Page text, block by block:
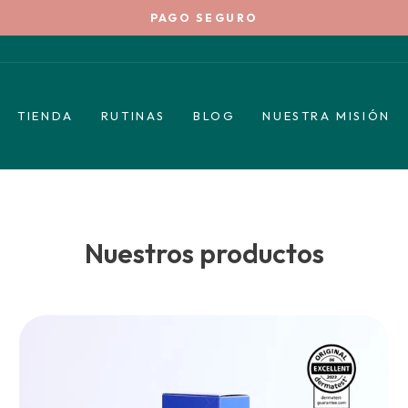
diapositivas
PAGO SEGURO
TIENDA RUTINAS BLOG NUESTRA MISIÓN
Nuestros productos